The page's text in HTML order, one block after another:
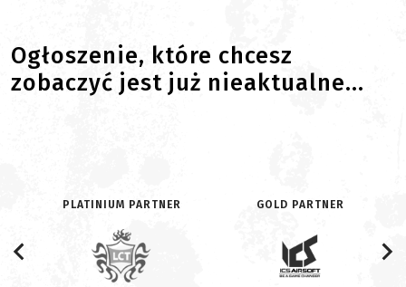
Ogłoszenie, które chcesz
zobaczyć jest już nieaktualne...
PLATINIUM PARTNER GOLD PARTNER